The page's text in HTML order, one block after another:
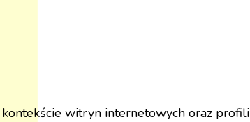
witryn internetowych oraz